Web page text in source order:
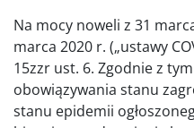
Na mocy noweli z 31
marca 2020 r. („ustawy
15zzr ust. 6. Zgodnie z
obowiązywania stanu
stanu epidemii